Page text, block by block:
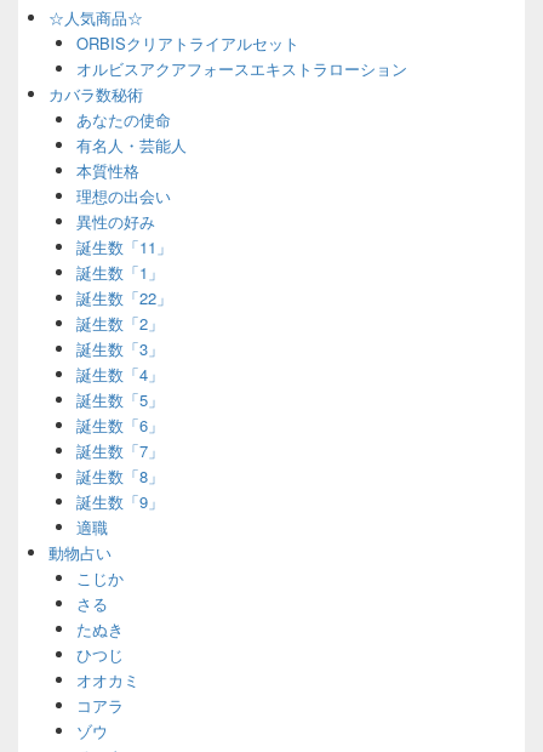
☆人気商品☆
ORBISクリアトライアルセット
オルビスアクアフォースエキストラローション
カバラ数秘術
あなたの使命
有名人・芸能人
本質性格
理想の出会い
異性の好み
誕生数「11」
誕生数「1」
誕生数「22」
誕生数「2」
誕生数「3」
誕生数「4」
誕生数「5」
誕生数「6」
誕生数「7」
誕生数「8」
誕生数「9」
適職
動物占い
こじか
さる
たぬき
ひつじ
オオカミ
コアラ
ゾウ